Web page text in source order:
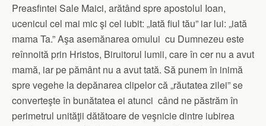
Preasfintei Sale Maici, arătând spre apostolul Ioan,
ucenicul cel mai mic şi cel iubit: „Iată fiul tău” iar lui: „iată
mama Ta.” Aşa asemănarea omului cu Dumnezeu este
reînnoită prin Hristos, Biruitorul lumii, care în cer nu a avut
mamă, iar pe pământ nu a avut tată. Să punem în inimă
spre vegehe la depănarea clipelor că „răutatea zilei” se
converteşte în bunătatea ei atunci când ne păstrăm în
perimetrul unităţii dătătoare de veşnicie dintre iubirea